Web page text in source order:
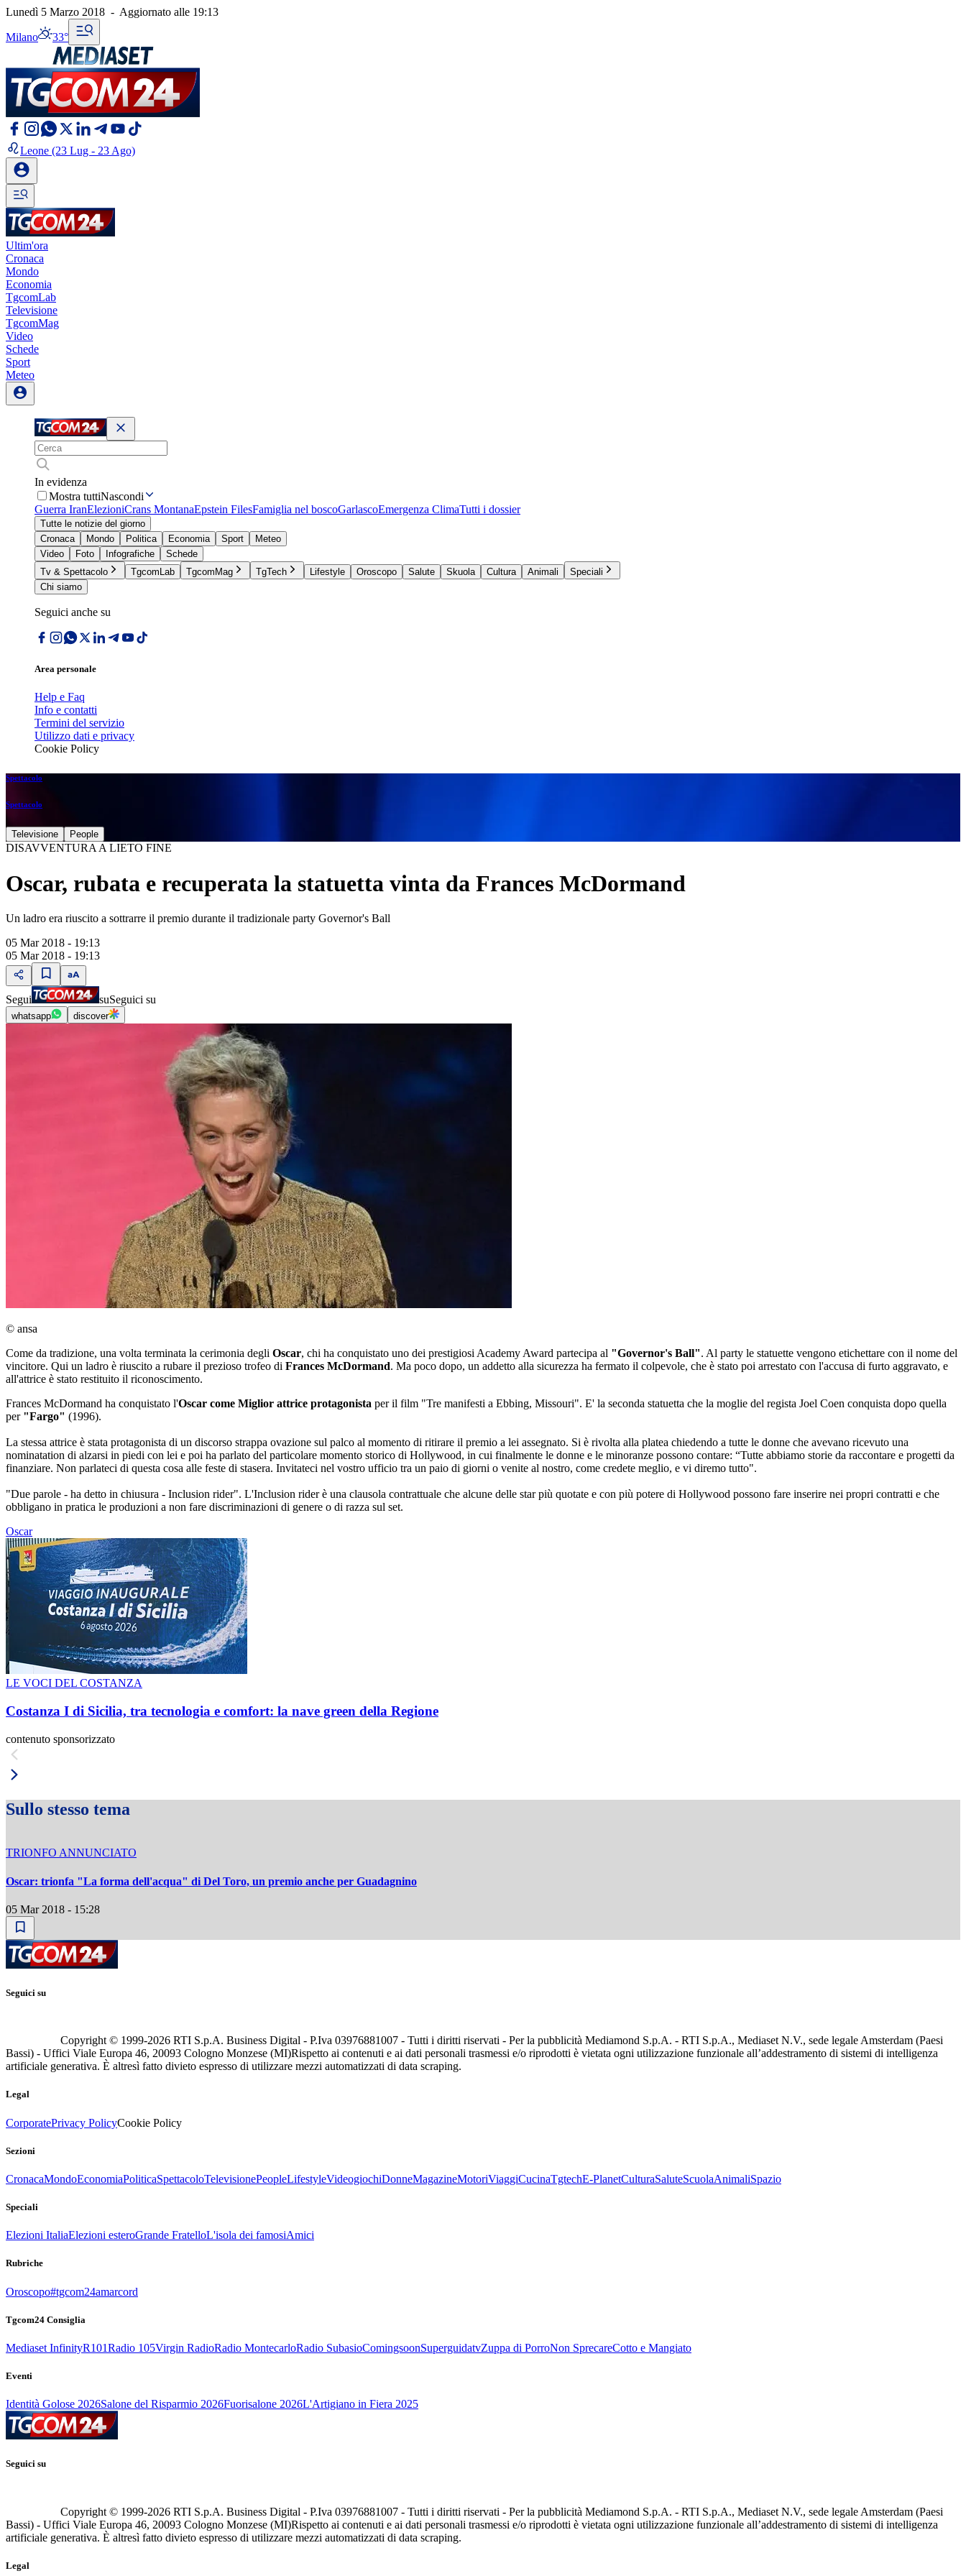
Lunedì 5 Marzo 2018 - Aggiornato alle 19:13
Milano 33°
Leone (23 Lug - 23 Ago)
Ultim'ora
Cronaca
Mondo
Economia
TgcomLab
Televisione
TgcomMag
Video
Schede
Sport
Meteo
In evidenza
Mostra tuttiNascondi
Guerra IranElezioniCrans MontanaEpstein FilesFamiglia nel boscoGarlascoEmergenza ClimaTutti i dossier
Tutte le notizie del giorno
Cronaca
Mondo Politica Economia Sport
Meteo
Video
Foto Infografiche
Schede
Tv & Spettacolo
TgcomLab TgcomMag TgTech Lifestyle Oroscopo Salute Skuola Cultura Animali
Speciali
Chi siamo
Seguici anche su
Area personale
Help e Faq
Info e contatti
Termini del servizio
Utilizzo dati e privacy
Cookie Policy
Spettacolo
Spettacolo
Televisione People
DISAVVENTURA A LIETO FINE
Oscar, rubata e recuperata la statuetta vinta da Frances McDormand
Un ladro era riuscito a sottrarre il premio durante il tradizionale party Governor's Ball
05 Mar 2018 - 19:13
05 Mar 2018 - 19:13
Segui suSeguici su
whatsapp discover
© ansa
Come da tradizione, una volta terminata la cerimonia degli Oscar, chi ha conquistato uno dei prestigiosi Academy Award partecipa al "Governor's Ball". Al party le statuette vengono etichettare con il nome del
vincitore. Qui un ladro è riuscito a rubare il prezioso trofeo di Frances McDormand. Ma poco dopo, un addetto alla sicurezza ha fermato il colpevole, che è stato poi arrestato con l'accusa di furto aggravato, e
all'attrice è stato restituito il riconoscimento.
Frances McDormand ha conquistato l'Oscar come Miglior attrice protagonista per il film "Tre manifesti a Ebbing, Missouri". E' la seconda statuetta che la moglie del regista Joel Coen conquista dopo quella
per "Fargo" (1996).
La stessa attrice è stata protagonista di un discorso strappa ovazione sul palco al momento di ritirare il premio a lei assegnato. Si è rivolta alla platea chiedendo a tutte le donne che avevano ricevuto una
nominatation di alzarsi in piedi con lei e poi ha parlato del particolare momento storico di Hollywood, in cui finalmente le donne e le minoranze possono contare: “Tutte abbiamo storie da raccontare e progetti da
finanziare. Non parlateci di questa cosa alle feste di stasera. Invitateci nel vostro ufficio tra un paio di giorni o venite al nostro, come credete meglio, e vi diremo tutto".
"Due parole - ha detto in chiusura - Inclusion rider". L'Inclusion rider è una clausola contrattuale che alcune delle star più quotate e con più potere di Hollywood possono fare inserire nei propri contratti e che
obbligano in pratica le produzioni a non fare discriminazioni di genere o di razza sul set.
Oscar
LE VOCI DEL COSTANZA
Costanza I di Sicilia, tra tecnologia e comfort: la nave green della Regione
contenuto sponsorizzato
Sullo stesso tema
TRIONFO ANNUNCIATO
Oscar: trionfa "La forma dell'acqua" di Del Toro, un premio anche per Guadagnino
05 Mar 2018 - 15:28
Seguici su
Copyright © 1999-2026 RTI S.p.A. Business Digital - P.Iva 03976881007 - Tutti i diritti riservati - Per la pubblicità Mediamond S.p.A. - RTI S.p.A., Mediaset N.V., sede legale Amsterdam (Paesi
Bassi) - Uffici Viale Europa 46, 20093 Cologno Monzese (MI)Rispetto ai contenuti e ai dati personali trasmessi e/o riprodotti è vietata ogni utilizzazione funzionale all’addestramento di sistemi di intelligenza
artificiale generativa. È altresì fatto divieto espresso di utilizzare mezzi automatizzati di data scraping.
Legal
CorporatePrivacy PolicyCookie Policy
Sezioni
CronacaMondoEconomiaPoliticaSpettacoloTelevisionePeopleLifestyleVideogiochiDonneMagazineMotoriViaggiCucinaTgtechE-PlanetCulturaSaluteScuolaAnimaliSpazio
Speciali
Elezioni ItaliaElezioni esteroGrande FratelloL'isola dei famosiAmici
Rubriche
Oroscopo#tgcom24amarcord
Tgcom24 Consiglia
Mediaset InfinityR101Radio 105Virgin RadioRadio MontecarloRadio SubasioComingsoonSuperguidatvZuppa di PorroNon SprecareCotto e Mangiato
Eventi
Identità Golose 2026Salone del Risparmio 2026Fuorisalone 2026L'Artigiano in Fiera 2025
Seguici su
Copyright © 1999-2026 RTI S.p.A. Business Digital - P.Iva 03976881007 - Tutti i diritti riservati - Per la pubblicità Mediamond S.p.A. - RTI S.p.A., Mediaset N.V., sede legale Amsterdam (Paesi
Bassi) - Uffici Viale Europa 46, 20093 Cologno Monzese (MI)Rispetto ai contenuti e ai dati personali trasmessi e/o riprodotti è vietata ogni utilizzazione funzionale all’addestramento di sistemi di intelligenza
artificiale generativa. È altresì fatto divieto espresso di utilizzare mezzi automatizzati di data scraping.
Legal